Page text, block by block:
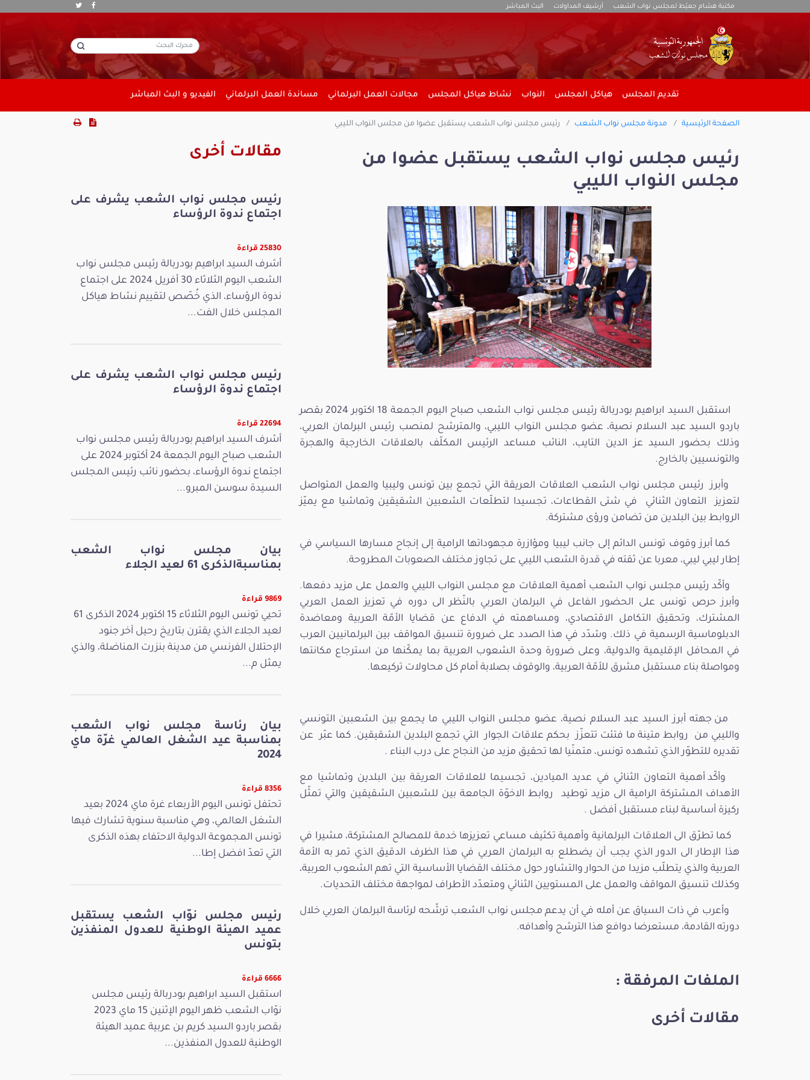
مكتبة هشام جعيّط لمجلس نواب الشعب أرشيف المداولات البث المباشر
تقديم المجلس هياكل المجلس النواب نشاط هياكل المجلس مجالات العمل البرلماني مساندة العمل البرلماني الفيديو و البث المباشر
الصفحة الرئيسية مدونة مجلس نواب الشعب رئيس مجلس نواب الشعب يستقبل عضوا من مجلس النواب الليبي
رئيس مجلس نواب الشعب يستقبل عضوا من
مجلس النواب الليبي
استقبل السيد ابراهيم بودربالة رئيس مجلس نواب الشعب صباح اليوم الجمعة 18 اكتوبر 2024 بقصر
باردو السيد عبد السلام نصية، عضو مجلس النواب الليبي، والمترشح لمنصب رئيس البرلمان العربي،
وذلك بحضور السيد عز الدين التايب، النائب مساعد الرئيس المكلّف بالعلاقات الخارجية والهجرة
والتونسيين بالخارج.
وأبرز رئيس مجلس نواب الشعب العلاقات العريقة التي تجمع بين تونس وليبيا والعمل المتواصل
لتعزيز التعاون الثنائي في شتى القطاعات، تجسيدا لتطلّعات الشعبين الشقيقين وتماشيا مع يميّز
الروابط بين البلدين من تضامن ورؤى مشتركة.
كما أبرز وقوف تونس الدائم إلى جانب ليبيا ومؤازرة مجهوداتها الرامية إلى إنجاح مسارها السياسي في
إطار ليبي ليبي، معربا عن ثقته في قدرة الشعب الليبي على تجاوز مختلف الصعوبات المطروحة.
وأكّد رئيس مجلس نواب الشعب أهمية العلاقات مع مجلس النواب الليبي والعمل على مزيد دفعها.
وأبرز حرص تونس على الحضور الفاعل في البرلمان العربي بالنّظر الى دوره في تعزيز العمل العربي
المشترك، وتحقيق التكامل الاقتصادي، ومساهمته في الدفاع عن قضايا الأمّة العربية ومعاضدة
الدبلوماسية الرسمية في ذلك. وشدّد في هذا الصدد على ضرورة تنسيق المواقف بين البرلمانيين العرب
في المحافل الإقليمية والدولية، وعلى ضرورة وحدة الشعوب العربية بما يمكّنها من استرجاع مكانتها
ومواصلة بناء مستقبل مشرق للأمّة العربية، والوقوف بصلابة أمام كل محاولات تركيعها.
من جهته أبرز السيد عبد السلام نصية، عضو مجلس النواب الليبي ما يجمع بين الشعبين التونسي
والليبي من روابط متينة ما فتئت تتعزّز بحكم علاقات الجوار التي تجمع البلدين الشقيقين. كما عبّر عن
تقديره للتطوّر الذي تشهده تونس، متمنّيا لها تحقيق مزيد من النجاح على درب البناء .
وأكّد أهمية التعاون الثنائي في عديد الميادين، تجسيما للعلاقات العريقة بين البلدين وتماشيا مع
الأهداف المشتركة الرامية الى مزيد توطيد روابط الاخوّة الجامعة بين للشعبين الشقيقين والتي تمثّل
ركيزة أساسية لبناء مستقبل أفضل .
كما تطرّق الى العلاقات البرلمانية وأهمية تكثيف مساعي تعزيزها خدمة للمصالح المشتركة، مشيرا في
هذا الإطار الى الدور الذي يجب أن يضطلع به البرلمان العربي في هذا الظرف الدقيق الذي تمر به الأمة
العربية والذي يتطلّب مزيدا من الحوار والتشاور حول مختلف القضايا الأساسية التي تهم الشعوب العربية،
وكذلك تنسيق المواقف والعمل على المستويين الثنائي ومتعدّد الأطراف لمواجهة مختلف التحديات.
وأعرب في ذات السياق عن أمله في أن يدعم مجلس نواب الشعب ترشّحه لرئاسة البرلمان العربي خلال
دورته القادمة، مستعرضا دوافع هذا الترشح وأهدافه.
الملفات المرفقة :
مقالات أخرى
مقالات أخرى
رئيس مجلس نواب الشعب يشرف على
اجتماع ندوة الرؤساء
25830 قراءة
أشرف السيد ابراهيم بودربالة رئيس مجلس نواب
الشعب اليوم الثلاثاء 30 أفريل 2024 على اجتماع
ندوة الرؤساء، الذي خُصّص لتقييم نشاط هياكل
المجلس خلال الفت...
رئيس مجلس نواب الشعب يشرف على
اجتماع ندوة الرؤساء
22694 قراءة
أشرف السيد ابراهيم بودربالة رئيس مجلس نواب
الشعب صباح اليوم الجمعة 24 أكتوبر 2024 على
اجتماع ندوة الرؤساء، بحضور نائب رئيس المجلس
السيدة سوسن المبرو...
بيان مجلس نواب الشعب
بمناسبةالذكرى 61 لعيد الجلاء
9869 قراءة
تحيي تونس اليوم الثلاثاء 15 اكتوبر 2024 الذكرى 61
لعيد الجلاء الذي يقترن بتاريخ رحيل آخر جنود
الإحتلال الفرنسي من مدينة بنزرت المناضلة، والذي
يمثل م...
بيان رئاسة مجلس نواب الشعب
بمناسبة عيد الشغل العالمي غرّة ماي
2024
8356 قراءة
تحتفل تونس اليوم الأربعاء غرة ماي 2024 بعيد
الشغل العالمي، وهي مناسبة سنوية تشارك فيها
تونس المجموعة الدولية الاحتفاء بهذه الذكرى
التي تعدّ افضل إطا...
رئيس مجلس نوّاب الشعب يستقبل
عميد الهيئة الوطنية للعدول المنفذين
بتونس
6666 قراءة
استقبل السيد ابراهيم بودربالة رئيس مجلس
نوّاب الشعب ظهر اليوم الإثنين 15 ماي 2023
بقصر باردو السيد كريم بن عربية عميد الهيئة
الوطنية للعدول المنفذين...